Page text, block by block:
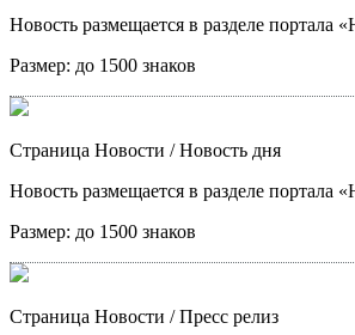
Новость размещается в разделе
Размер: до 1500 знаков
Страница Новости / Новость дня
Новость размещается в разделе
Размер: до 1500 знаков
Страница Новости / Пресс релиз